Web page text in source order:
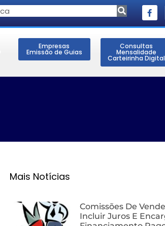
Empresas
Emissão de Guias
Consultas
Mensalidade
Carteirinha Digital
Mais Notícias
Comissões De
Incluir Juros E